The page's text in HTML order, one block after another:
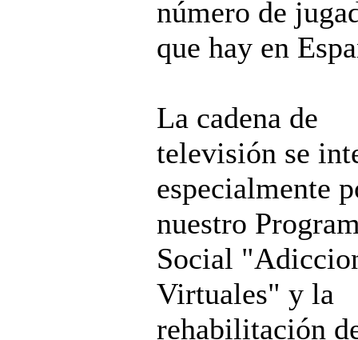
número de
que hay en
La cadena de
televisión se
especialmente
nuestro
Social
Virtuales" y la
rehabilitación